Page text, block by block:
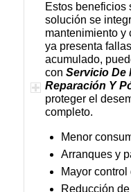
Estos beneficios
solución se
mantenimiento y
ya presenta
acumulado,
con Servicio De
Reparación Y
proteger el
completo.
Menor
Arranques y
Mayor
Reducción